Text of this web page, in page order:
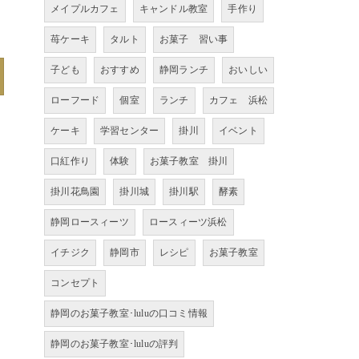
メイプルカフェ キャンドル教室 手作り
苺ケーキ タルト お菓子 習い事
子ども おすすめ 静岡ランチ おいしい
ローフード 個室 ランチ カフェ 浜松
ケーキ 学習センター 掛川 イベント
口紅作り 体験 お菓子教室 掛川
掛川花鳥園 掛川城 掛川駅 酵素
静岡ロースィーツ ロースィーツ浜松
イチジク 静岡市 レシピ お菓子教室
コンセプト
静岡のお菓子教室･luluの口コミ情報
静岡のお菓子教室･luluの評判